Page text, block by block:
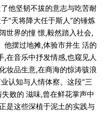
他坚韧不拔的意志与吃苦耐
“天将降大任于斯人”的锤炼
世界的憧 憬,毅然踏入社会,
他摆过地摊,体验市井生 活的
在音乐中抒发情感,也窥见人
妆品生意,在商海的惊涛骇浪
认知与人情体察。这段“三
败的 滋味,曾在鲜花掌声中
是这些深植于泥土的实践与